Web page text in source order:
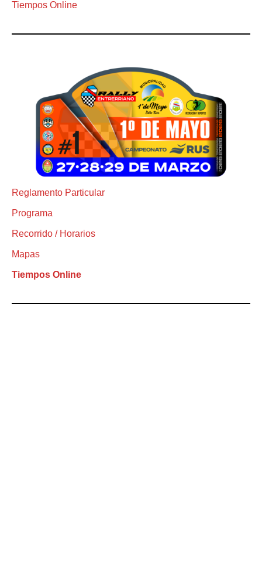
Tiempos Online
Reglamento Particular
Programa
Recorrido / Horarios
Mapas
Tiempos Online